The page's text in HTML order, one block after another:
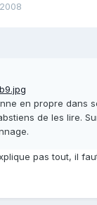
en propre dans
de les lire.
pas tout, il